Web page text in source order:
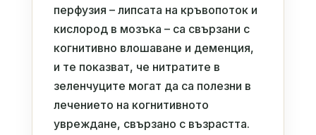
перфузия – липсата на кръвопоток и
кислород в мозъка – са свързани с
когнитивно влошаване и деменция,
и те показват, че нитратите в
зеленчуците могат да са полезни в
лечението на когнитивното
увреждане, свързано с възрастта.